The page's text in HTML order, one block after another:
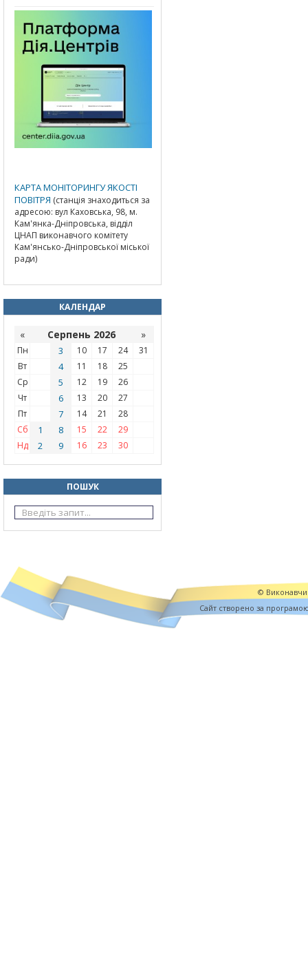
КАРТА МОНІТОРИНГУ ЯКОСТІ
ПОВІТРЯ (станція знаходиться за
адресою: вул Каховська, 98, м.
Кам'янка-Дніпровська, відділ
ЦНАП виконавчого комітету
Кам'янсько-Дніпровської міської
ради)
КАЛЕНДАР
« Серпень 2026 »
Пн 3 10 17 24
31
Вт
4 11 18
25
Ср
5 12 19
26
Чт
6 13 20
27
Пт
7 14 21
28
Сб
1 8 15 22
29
Нд
2 9 16 23 30
ПОШУК
©
Cайт створено за